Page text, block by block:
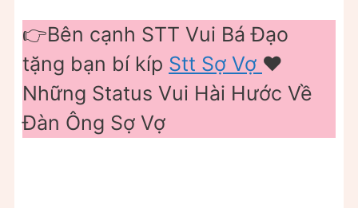
👉Bên cạnh STT Vui Bá Đạo
tặng bạn bí kíp Stt Sợ Vợ ❤️
Những Status Vui Hài Hước Về
Đàn Ông Sợ Vợ